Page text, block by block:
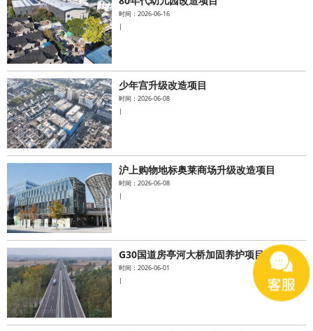
时间：2026-06-16
|
少年宫升级改造项目
时间：2026-06-08
|
沪上购物地标奥莱商场升级改造项目
时间：2026-06-08
|
G30国道房亭河大桥加固养护项目
时间：2026-06-01
|